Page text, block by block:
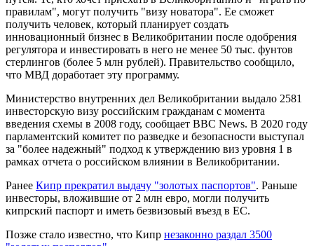
правилам", могут получить "визу новатора". Ее сможет
получить человек, который планирует создать
инновационный бизнес в Великобритании после одобрения
регулятора и инвестировать в него не менее 50 тыс. фунтов
стерлингов (более 5 млн рублей). Правительство сообщило,
что МВД доработает эту программу.
Министерство внутренних дел Великобритании выдало 2581
инвесторскую визу российским гражданам с момента
введения схемы в 2008 году, сообщает BBC News. В 2020 году
парламентский комитет по разведке и безопасности выступал
за "более надежный" подход к утверждению виз уровня 1 в
рамках отчета о российском влиянии в Великобритании.
Ранее Кипр прекратил выдачу "золотых паспортов". Раньше
инвесторы, вложившие от 2 млн евро, могли получить
кипрский паспорт и иметь безвизовый въезд в ЕС.
Позже стало известно, что Кипр незаконно раздал 3500